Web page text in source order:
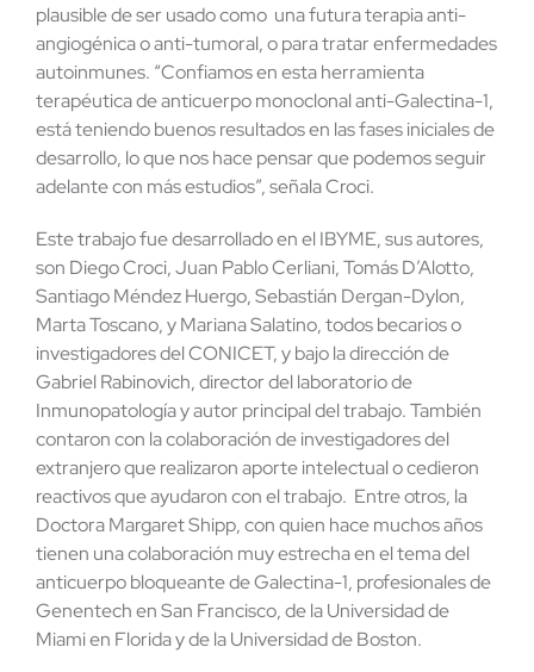
plausible de ser usado como una futura terapia anti-
angiogénica o anti-tumoral, o para tratar enfermedades
autoinmunes. “Confiamos en esta herramienta
terapéutica de anticuerpo monoclonal anti-Galectina-1,
está teniendo buenos resultados en las fases iniciales de
desarrollo, lo que nos hace pensar que podemos seguir
adelante con más estudios”, señala Croci.
Este trabajo fue desarrollado en el IBYME, sus autores,
son Diego Croci, Juan Pablo Cerliani, Tomás D’Alotto,
Santiago Méndez Huergo, Sebastián Dergan-Dylon,
Marta Toscano, y Mariana Salatino, todos becarios o
investigadores del CONICET, y bajo la dirección de
Gabriel Rabinovich, director del laboratorio de
Inmunopatología y autor principal del trabajo. También
contaron con la colaboración de investigadores del
extranjero que realizaron aporte intelectual o cedieron
reactivos que ayudaron con el trabajo. Entre otros, la
Doctora Margaret Shipp, con quien hace muchos años
tienen una colaboración muy estrecha en el tema del
anticuerpo bloqueante de Galectina-1, profesionales de
Genentech en San Francisco, de la Universidad de
Miami en Florida y de la Universidad de Boston.